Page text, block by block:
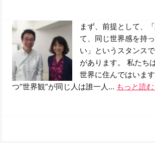
まず、前提として、
て、同じ世界感を持
い」というスタンス
があります。 私たち
世界に住んではいま
つ”世界観”が同じ人は誰一人… もっと読